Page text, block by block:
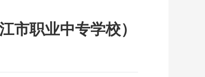
市职业中专学校）